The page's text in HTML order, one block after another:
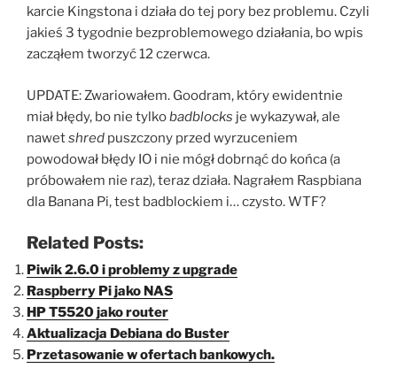
karcie Kingstona i działa do tej pory bez problemu. Czyli
jakieś 3 tygodnie bezproblemowego działania, bo wpis
zacząłem tworzyć 12 czerwca.
UPDATE: Zwariowałem. Goodram, który ewidentnie
miał błędy, bo nie tylkobadblocks je wykazywał, ale
nawetshred puszczony przed wyrzuceniem
powodował błędy IO i nie mógł dobrnąć do końca (a
próbowałem nie raz), teraz działa. Nagrałem Raspbiana
dla Banana Pi, test badblockiem i… czysto. WTF?
Related Posts:
Piwik 2.6.0 i problemy z upgrade
Raspberry Pi jako NAS
HP T5520 jako router
Aktualizacja Debiana do Buster
Przetasowanie w ofertach bankowych.